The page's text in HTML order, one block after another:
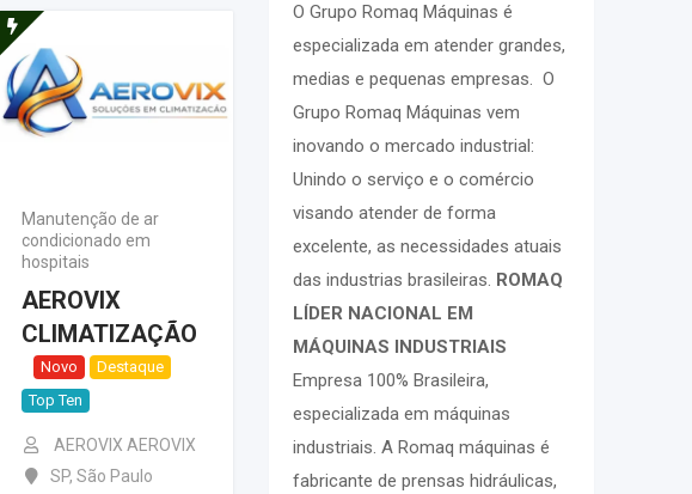
Manutenção de ar
condicionado em
hospitais
AEROVIX
CLIMATIZAÇÃO
Novo
Destaque
Top Ten
AEROVIX AEROVIX
SP, São Paulo
O Grupo Romaq Máquinas é
especializada em atender grandes,
medias e pequenas empresas. O
Grupo Romaq Máquinas vem
inovando o mercado industrial:
Unindo o serviço e o comércio
visando atender de forma
excelente, as necessidades atuais
das industrias brasileiras. ROMAQ
LÍDER NACIONAL EM
MÁQUINAS INDUSTRIAIS
Empresa 100% Brasileira,
especializada em máquinas
industriais. A Romaq máquinas é
fabricante de prensas hidráulicas,